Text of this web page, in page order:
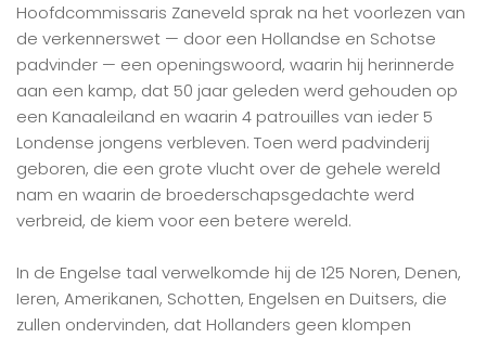
Hoofdcommissaris Zaneveld sprak na het voorlezen van
de verkennerswet — door een Hollandse en Schotse
padvinder — een openingswoord, waarin hij herinnerde
aan een kamp, dat 50 jaar geleden werd gehouden op
een Kanaaleiland en waarin 4 patrouilles van ieder 5
Londense jongens verbleven. Toen werd padvinderij
geboren, die een grote vlucht over de gehele wereld
nam en waarin de broederschapsgedachte werd
verbreid, de kiem voor een betere wereld.
In de Engelse taal verwelkomde hij de 125 Noren, Denen,
Ieren, Amerikanen, Schotten, Engelsen en Duitsers, die
zullen ondervinden, dat Hollanders geen klompen